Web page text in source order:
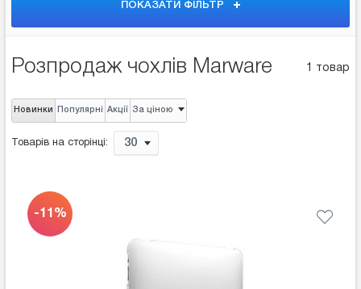
ПОКАЗАТИ ФІЛЬТР
Розпродаж чохлів Marware 1 товар
Новинки Популярні Акції За ціною
Товарів на сторінці: 30
-11%